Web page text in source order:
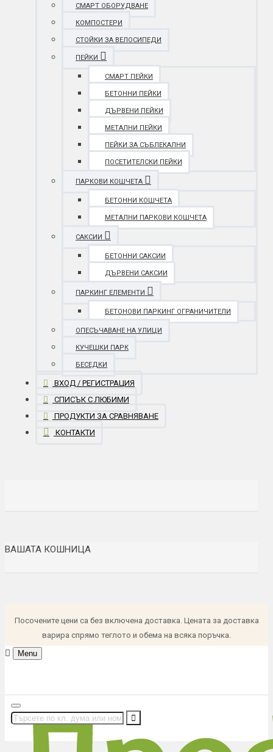
СМАРТ ОБОРУДВАНЕ
КОМПОСТЕРИ
СТОЙКИ ЗА ВЕЛОСИПЕДИ
ПЕЙКИ
СМАРТ ПЕЙКИ
БЕТОННИ ПЕЙКИ
ДЪРВЕНИ ПЕЙКИ
МЕТАЛНИ ПЕЙКИ
ПЕЙКИ ЗА СЪБЛЕКАЛНИ
ПОСЕТИТЕЛСКИ ПЕЙКИ
ПАРКОВИ КОШЧЕТА
БЕТОННИ КОШЧЕТА
МЕТАЛНИ ПАРКОВИ КОШЧЕТА
САКСИИ
БЕТОННИ САКСИИ
ДЪРВЕНИ САКСИИ
ПАРКИНГ ЕЛЕМЕНТИ
БЕТОНОВИ ПАРКИНГ ОГРАНИЧИТЕЛИ
ОПЕСЪЧАВАНЕ НА УЛИЦИ
КУЧЕШКИ ПАРК
БЕСЕДКИ
ВХОД / РЕГИСТРАЦИЯ
СПИСЪК С ЛЮБИМИ
ПРОДУКТИ ЗА СРАВНЯВАНЕ
КОНТАКТИ
ВАШАТА КОШНИЦА
Посочените цени са без включена доставка. Цената за доставка
варира спрямо теглото и обема на всяка поръчка.
Menu